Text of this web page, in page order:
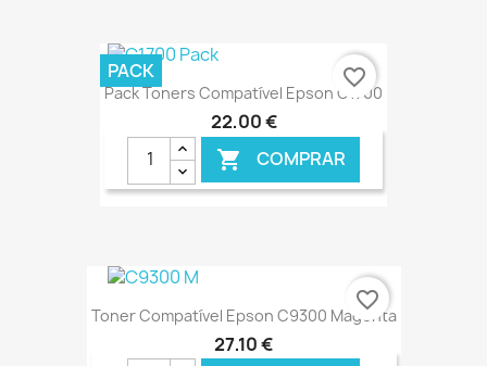
€ ONLINE
Pack Toners Compatível Epson C1700
22,00 €
 COMPRAR
€ ONLINE
PACK favorite_border
Toner Compatível Epson C9300 Magenta
27,10 €
favorite_border